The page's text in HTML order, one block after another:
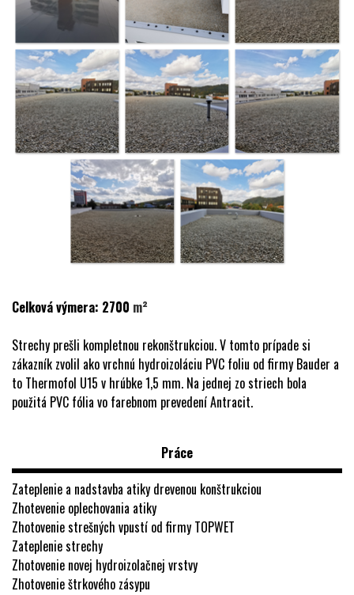
Celková výmera: 2700 m²
Strechy prešli kompletnou rekonštrukciou. V tomto prípade si
zákazník zvolil ako vrchnú hydroizoláciu PVC foliu od firmy Bauder a
to Thermofol U15 v hrúbke 1,5 mm. Na jednej zo striech bola
použitá PVC fólia vo farebnom prevedení Antracit.
Práce
Zateplenie a nadstavba atiky drevenou konštrukciou
Zhotevenie oplechovania atiky
Zhotovenie strešných vpustí od firmy TOPWET
Zateplenie strechy
Zhotovenie novej hydroizolačnej vrstvy
Zhotovenie štrkového zásypu